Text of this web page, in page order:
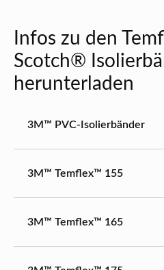
Infos zu den
Scotch®
herunterladen
3M™ PVC-Isolierbänder
3M™ Temflex™ 155
3M™ Temflex™ 165